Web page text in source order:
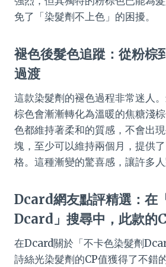
免了「染髮劑不上色」的困擾。
褪色後髮色追蹤：從粉棕
過渡
這款染髮劑的褪色過程非常迷人
棕色會漸漸轉化為溫暖的焦糖淺
色都維持著柔和的質感，不會出
塊，至少可以維持兩個月，提供
格。這種漸變的驚喜感，讓許多人
Dcard網友點評精選：在
Dcard」搜尋中，此款的
在Dcard關於「不卡色染髮劑
詩絲光染髮劑的CP值獲得了不錯